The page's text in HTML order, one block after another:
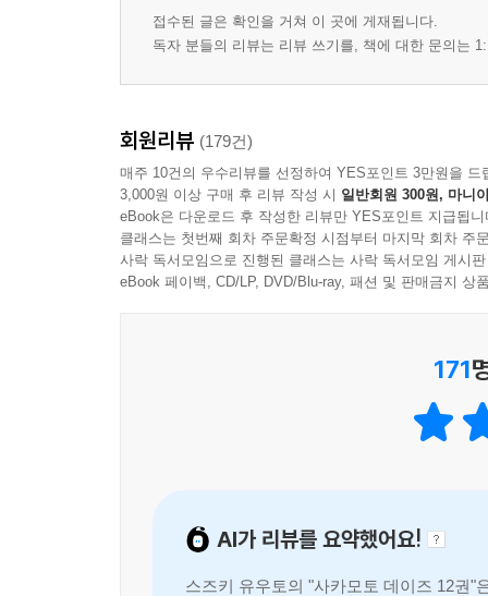
접수된 글은 확인을 거쳐 이 곳에 게재됩니다.
독자 분들의 리뷰는 리뷰 쓰기를, 책에 대한 문의는
회원리뷰 (179건)
매주 10건의 우수리뷰를 선정하여 YES포인트 3만원을 드
3,000원 이상 구매 후 리뷰 작성 시 일반회원 300원, 마니
eBook은 다운로드 후 작성한 리뷰만 YES포인트 지급됩니
클래스는 첫번째 회차 주문확정 시점부터 마지막 회차 주
사락 독서모임으로 진행된 클래스는 사락 독서모임 게시
eBook 페이백, CD/LP, DVD/Blu-ray, 패션 및 판매금지 상
171
AI가 리뷰를 요약했어요!
스즈키 유우토의 "사카모토 데이즈 12권"